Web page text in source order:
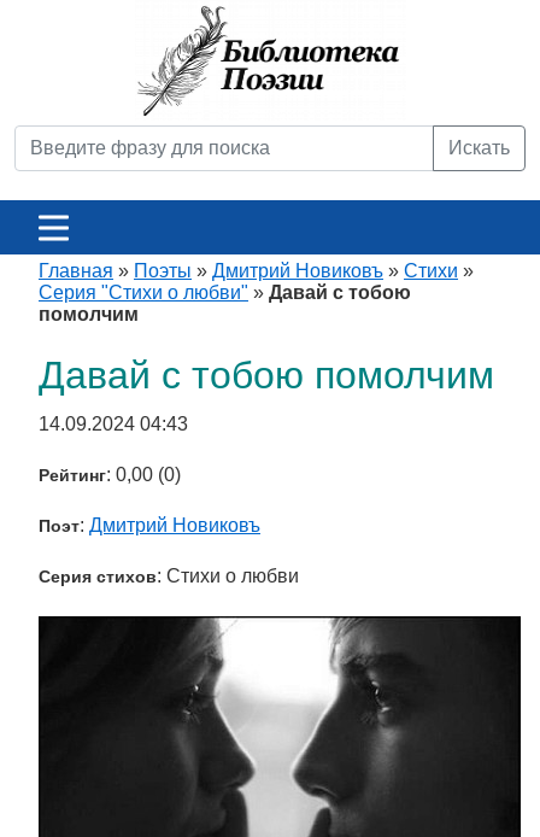
Искать
Главная » Поэты » Дмитрий Новиковъ » Стихи »
Серия "Стихи о любви" » Давай с тобою
помолчим
Давай с тобою помолчим
14.09.2024 04:43
Рейтинг: 0,00 (0)
Поэт: Дмитрий Новиковъ
Серия стихов: Стихи о любви